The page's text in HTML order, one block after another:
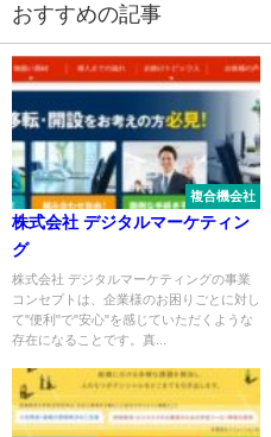
おすすめの記事
複合機会社
株式会社 デジタルマーケティン
グ
株式会社 デジタルマーケティングの事業
コンセプトは、企業様のお困りごとに対し
て"便利"で"安心"を感じていただくような
存在になることです。真...